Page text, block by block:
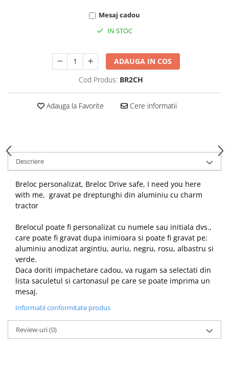
Mesaj cadou
IN STOC
ADAUGA IN COS
Cod Produs: BR2CH
Adauga la Favorite Cere informatii
Descriere
Breloc personalizat, Breloc Drive safe, I need you here
with me, gravat pe dreptunghi din aluminiu cu charm
tractor
Brelocul poate fi personalizat cu numele sau initiala dvs.,
care poate fi gravat dupa inimioara si poate fi gravat pe:
aluminiu anodizat argintiu, auriu, negru, rosu, albastru si
verde.
Daca doriti impachetare cadou, va rugam sa selectati din
lista saculetul si cartonasul pe care se poate imprima un
mesaj.
Informatii conformitate produs
Review-uri(0)